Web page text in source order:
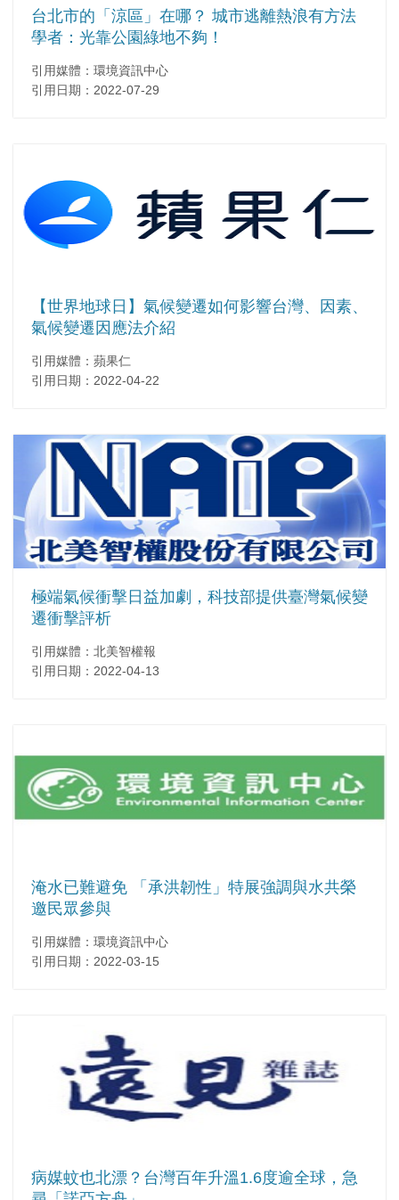
台北市的「涼區」在哪？ 城市逃離熱浪有方法
學者：光靠公園綠地不夠！
引用媒體：環境資訊中心
引用日期：2022-07-29
【世界地球日】氣候變遷如何影響台灣、因素、
氣候變遷因應法介紹
引用媒體：蘋果仁
引用日期：2022-04-22
極端氣候衝擊日益加劇，科技部提供臺灣氣候變
遷衝擊評析
引用媒體：北美智權報
引用日期：2022-04-13
淹水已難避免 「承洪韌性」特展強調與水共榮
邀民眾參與
引用媒體：環境資訊中心
引用日期：2022-03-15
病媒蚊也北漂？台灣百年升溫1.6度逾全球，急